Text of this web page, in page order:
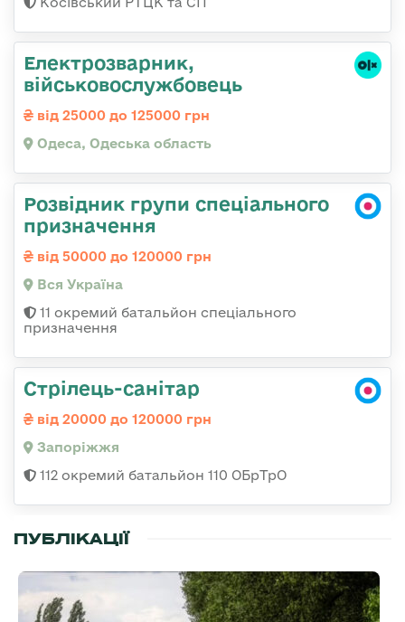
Електрозварник,
військовослужбовець
від 25000 до 125000 грн
Одеса, Одеська область
Розвідник групи спеціального
призначення
від 50000 до 120000 грн
Вся Україна
11 окремий батальйон спеціального
призначення
Стрілець-санітар
від 20000 до 120000 грн
Запоріжжя
112 окремий батальйон 110 ОБрТрО
ПУБЛІКАЦІЇ